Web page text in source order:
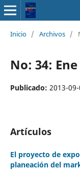
Inicio / Archivos /
No: 34:
Publicado: 2013-
Artículos
El proyecto de
planeación del